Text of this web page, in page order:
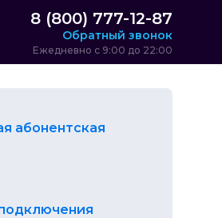
8 (800) 777-12-87
Обратный звонок
Ежедневно с 9:00 до 22:00
абонентская